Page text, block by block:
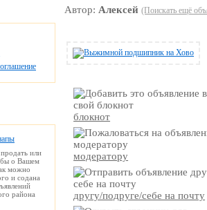
Автор: Алексей (Поискать ещё
блокнот
модератору
другу/подруге/себе на почту
или
о Вашем
можно
и содана
района